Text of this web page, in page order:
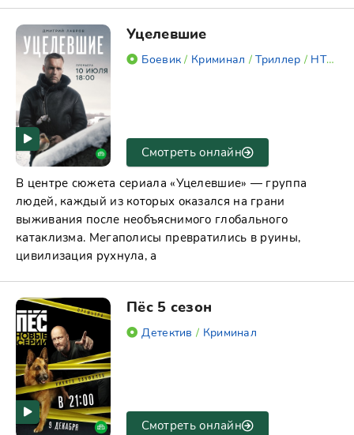
Уцелевшие
Боевик / Криминал /Триллер / НТВ
В центре сюжета сериала «Уцелевшие» — группа
людей, каждый из которых оказался на грани
выживания после необъяснимого глобального
катаклизма. Мегаполисы превратились в руины,
цивилизация рухнула, а
Смотреть онлайн
Пёс 5 сезон
Детектив / Криминал
Смотреть онлайн